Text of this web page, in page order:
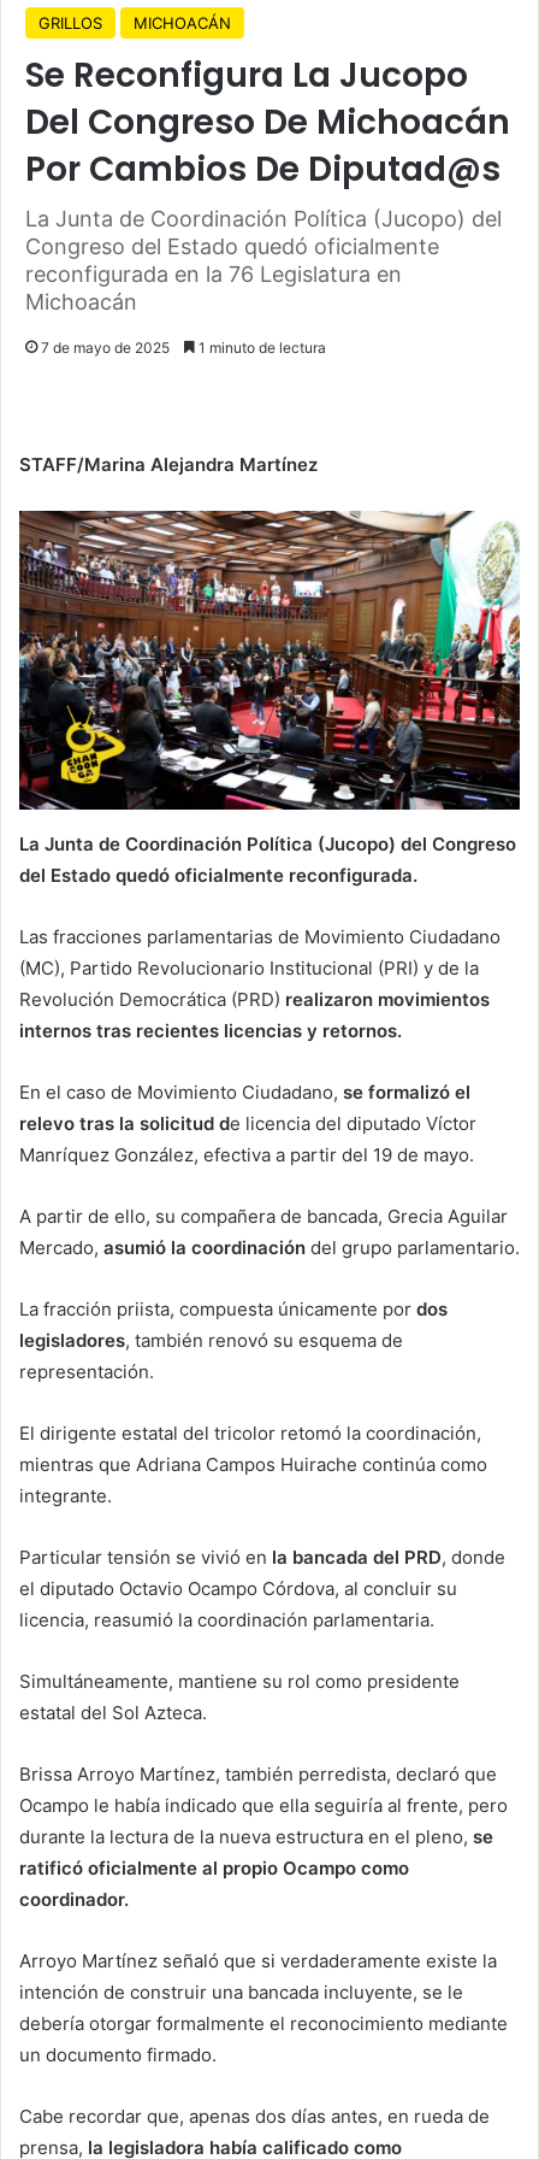
GRILLOS MICHOACÁN
Se Reconfigura La Jucopo
Del Congreso De Michoacán
Por Cambios De Diputad@s
La Junta de Coordinación Política (Jucopo) del
Congreso del Estado quedó oficialmente
reconfigurada en la 76 Legislatura en
Michoacán
7 de mayo de 2025 1 minuto de lectura
STAFF/Marina Alejandra Martínez
La Junta de Coordinación Política (Jucopo) del Congreso
del Estado quedó oficialmente reconfigurada.
Las fracciones parlamentarias de Movimiento Ciudadano
(MC), Partido Revolucionario Institucional (PRI) y de la
Revolución Democrática (PRD) realizaron movimientos
internos tras recientes licencias y retornos.
En el caso de Movimiento Ciudadano, se formalizó el
relevo tras la solicitud de licencia del diputado Víctor
Manríquez González, efectiva a partir del 19 de mayo.
A partir de ello, su compañera de bancada, Grecia Aguilar
Mercado, asumió la coordinación del grupo parlamentario.
La fracción priista, compuesta únicamente por dos
legisladores, también renovó su esquema de
representación.
El dirigente estatal del tricolor retomó la coordinación,
mientras que Adriana Campos Huirache continúa como
integrante.
Particular tensión se vivió en la bancada del PRD, donde
el diputado Octavio Ocampo Córdova, al concluir su
licencia, reasumió la coordinación parlamentaria.
Simultáneamente, mantiene su rol como presidente
estatal del Sol Azteca.
Brissa Arroyo Martínez, también perredista, declaró que
Ocampo le había indicado que ella seguiría al frente, pero
durante la lectura de la nueva estructura en el pleno, se
ratificó oficialmente al propio Ocampo como
coordinador.
Arroyo Martínez señaló que si verdaderamente existe la
intención de construir una bancada incluyente, se le
debería otorgar formalmente el reconocimiento mediante
un documento firmado.
Cabe recordar que, apenas dos días antes, en rueda de
prensa, la legisladora había calificado como